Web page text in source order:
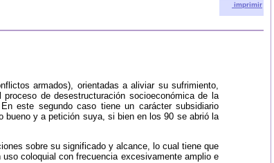
imprimir
armados), orientadas a aliviar su sufrimiento,
de desestructuración socioeconómica de la
este segundo caso tiene un carácter subsidiario
bueno y a petición suya, si bien en los 90 se abrió la
sobre su significado y alcance, lo cual tiene que
coloquial con frecuencia excesivamente amplio e